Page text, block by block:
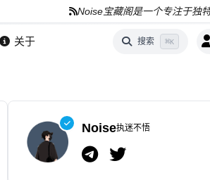
关于 搜索 ⌘K
Noise执迷不悟